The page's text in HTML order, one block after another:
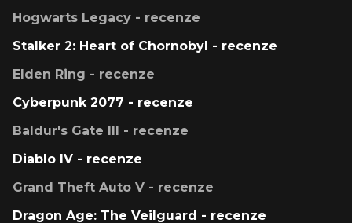
Hogwarts Legacy - recenze
Stalker 2: Heart of Chornobyl - recenze
Elden Ring - recenze
Cyberpunk 2077 - recenze
Baldur's Gate III - recenze
Diablo IV - recenze
Grand Theft Auto V - recenze
Dragon Age: The Veilguard - recenze